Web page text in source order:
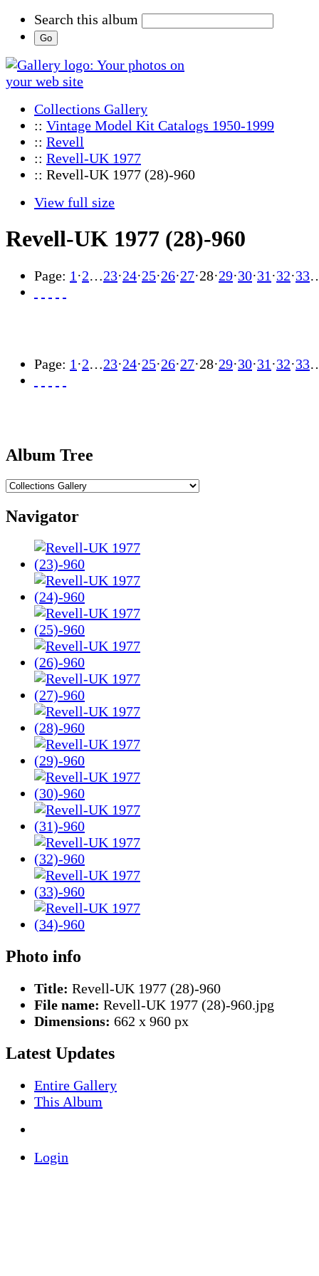
Search this album
Collections Gallery
:: Vintage Model Kit Catalogs 1950-1999
:: Revell
:: Revell-UK 1977
:: Revell-UK 1977 (28)-960
View full size
Revell-UK 1977 (28)-960
Page: 1 ·2…23·24·25·26·27·28·29·30·31 ·32·33
Page: 1 ·2…23·24·25·26·27·28·29·30·31 ·32·33
Album Tree
Navigator
Photo info
Title: Revell-UK 1977 (28)-960
File name: Revell-UK 1977 (28)-960.jpg
Dimensions: 662 x 960 px
Latest Updates
Entire Gallery
This Album
Login